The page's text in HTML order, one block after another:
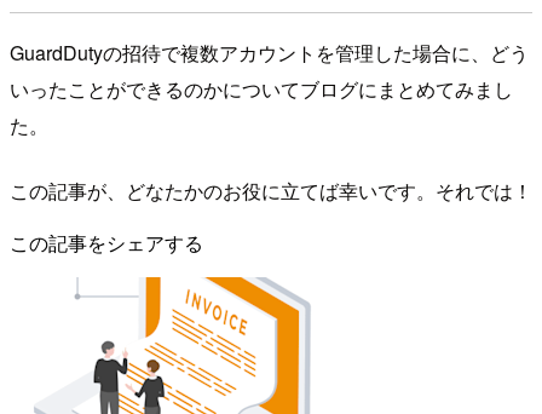
GuardDutyの招待で複数アカウントを管理した場合に、どう
いったことができるのかについてブログにまとめてみまし
た。
この記事が、どなたかのお役に立てば幸いです。それでは！
この記事をシェアする